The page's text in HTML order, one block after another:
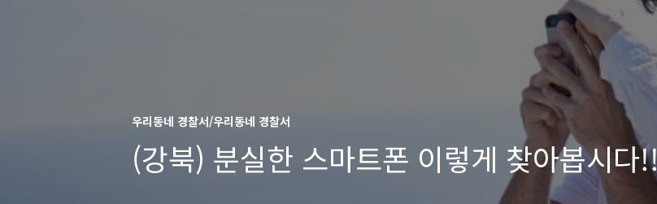
우리동네 경찰서/우리동네 경찰서
(강북) 분실한 스마트폰 이렇게 찾아봅시다!!